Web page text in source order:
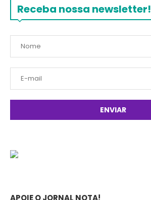
Receba nossa newsletter!
APOIE O JORNAL NOTA!